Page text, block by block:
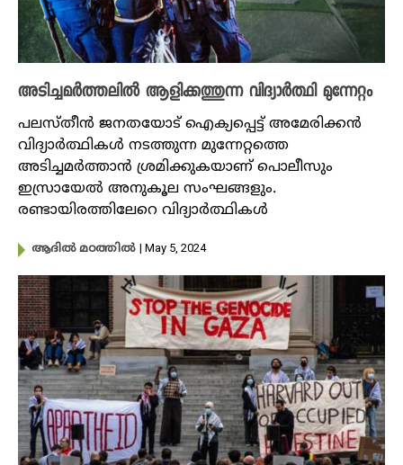
അടിച്ചമർത്തലിൽ ആളിക്കത്തുന്ന വിദ്യാർത്ഥി മുന്നേറ്റം
പലസ്തീൻ ജനതയോട് ഐക്യപ്പെട്ട് അമേരിക്കൻ
വിദ്യാർത്ഥികൾ നടത്തുന്ന മുന്നേറ്റത്തെ
അടിച്ചമർത്താൻ ശ്രമിക്കുകയാണ് പൊലീസും
ഇസ്രായേൽ അനുകൂല സംഘങ്ങളും.
രണ്ടായിരത്തിലേറെ വിദ്യാർത്ഥികൾ
ആദിൽ മഠത്തിൽ | May 5, 2024